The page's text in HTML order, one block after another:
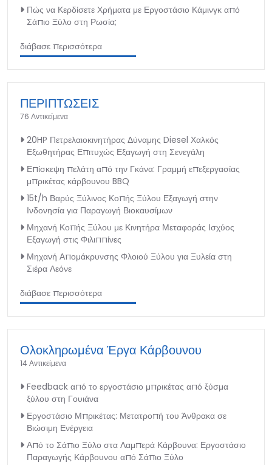
Πώς να Κερδίσετε Χρήματα με Εργοστάσιο Κάμινγκ από
Σάπιο Ξύλο στη Ρωσία;
διάβασε περισσότερα
ΠΕΡΙΠΤΩΣΕΙΣ
76 Αντικείμενα
20HP Πετρελαιοκινητήρας Δύναμης Diesel Χαλκός
Εξωθητήρας Επιτυχώς Εξαγωγή στη Σενεγάλη
Επίσκεψη πελάτη από την Γκάνα: Γραμμή επεξεργασίας
μπρικέτας κάρβουνου BBQ
15t/h Βαρύς Ξύλινος Κοπής Ξύλου Εξαγωγή στην
Ινδονησία για Παραγωγή Βιοκαυσίμων
Μηχανή Κοπής Ξύλου με Κινητήρα Μεταφοράς Ισχύος
Εξαγωγή στις Φιλιππίνες
Μηχανή Απομάκρυνσης Φλοιού Ξύλου για Ξυλεία στη
Σιέρα Λεόνε
διάβασε περισσότερα
Ολοκληρωμένα Έργα Κάρβουνου
14 Αντικείμενα
Feedback από το εργοστάσιο μπρικέτας από ξύσμα
ξύλου στη Γουιάνα
Εργοστάσιο Μπρικέτας: Μετατροπή του Άνθρακα σε
Βιώσιμη Ενέργεια
Από το Σάπιο Ξύλο στα Λαμπερά Κάρβουνα: Εργοστάσιο
Παραγωγής Κάρβουνου από Σάπιο Ξύλο